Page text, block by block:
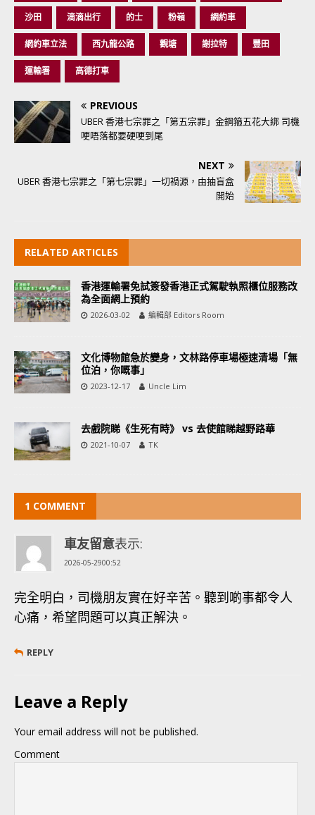
沙田 滴滴出行 的士 粉嶺 網約車
網約車立法 西九龍公路 觀塘 謝拉特 豐田
運輸署 高德打車
PREVIOUS
UBER 香港七宗罪之「第五宗罪」金鋼箍五花大綁 司機
哽唔落都要硬哽到尾
NEXT
UBER 香港七宗罪之「第七宗罪」一切禍源，由抽盲盒
開始
RELATED ARTICLES
香港運輸署免試簽發香港正式駕駛執照櫃位服務改
為全面網上預約
2026-03-02 編輯部 Editors Room
文化博物館急於變身，文林路停車場極速清場「無
位泊，你嘅事」
2023-12-17 Uncle Lim
去戲院睇《生死有時》 vs 去使館睇越野路華
2021-10-07 TK
1 COMMENT
車友留意表示:
2026-05-2900:52
完全明白，司機朋友實在好辛苦。聽到啲事都令人
心痛，希望問題可以真正解決。
REPLY
Leave a Reply
Your email address will not be published.
Comment